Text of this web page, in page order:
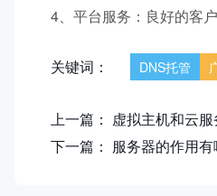
4、平台服务：良好的客
关键词： DNS托管
上一篇： 虚拟主机和云
下一篇： 服务器的作用有